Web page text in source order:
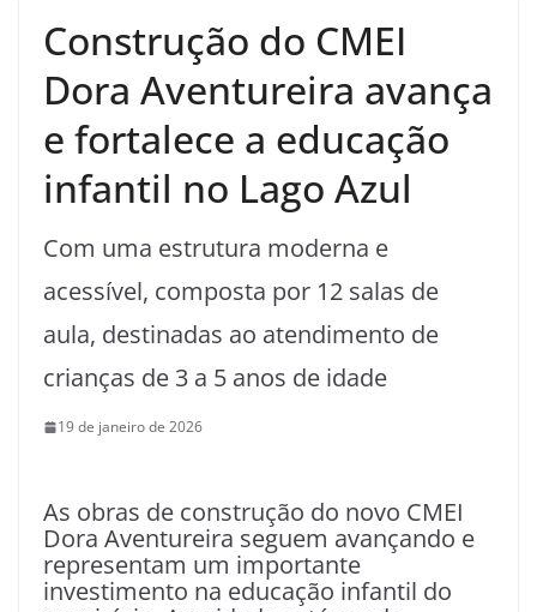
Construção do CMEI
Dora Aventureira avança
e fortalece a educação
infantil no Lago Azul
Com uma estrutura moderna e
acessível, composta por 12 salas de
aula, destinadas ao atendimento de
crianças de 3 a 5 anos de idade
19 de janeiro de 2026
As obras de construção do novo CMEI
Dora Aventureira seguem avançando e
representam um importante
investimento na educação infantil do